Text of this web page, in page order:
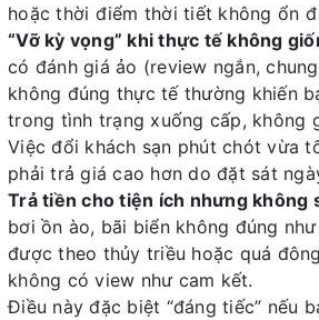
hoặc thời điểm thời tiết không ổn
“Vỡ kỳ vọng” khi thực tế không
có đánh giá ảo (review ngắn,
không đúng thực tế thường khiến
trong tình trạng xuống cấp, không
Việc đổi khách sạn phút chót vừa
phải trả giá cao hơn do đặt sát
Trả tiền cho tiện ích nhưng không
bơi ồn ào, bãi biển không đúng
được theo thủy triều hoặc quá
không có view như cam kết.
Điều này đặc biệt “đáng tiếc” nếu